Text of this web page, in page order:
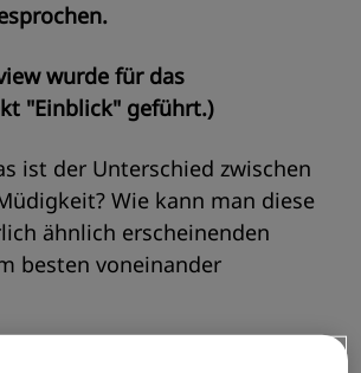
wurde für das
"Einblick" geführt.)
ist der Unterschied zwischen
Wie kann man diese
ähnlich erscheinenden
besten voneinander